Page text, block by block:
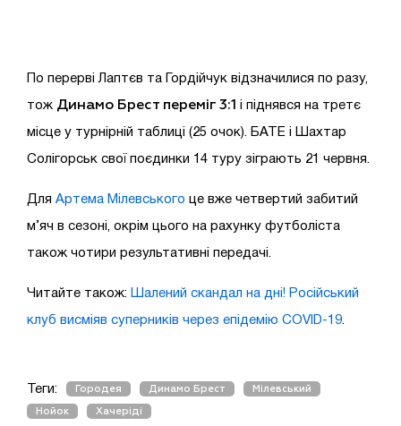
По перерві Лаптєв та Гордійчук відзначилися по разу,
тож Динамо Брест переміг 3:1 і піднявся на третє
місце у турнірній таблиці (25 очок). БАТЕ і Шахтар
Солігорськ свої поєдинки 14 туру зіграють 21 червня.
Для Артема Мілевського це вже четвертий забитий
м’яч в сезоні, окрім цього на рахунку футболіста
також чотири результативні передачі.
Читайте також: Шалений скандал на дні! Російський
клуб висміяв суперників через епідемію COVID-19
Теги: Городея Динамо Брест Мілевський
Нойок Хачеріді